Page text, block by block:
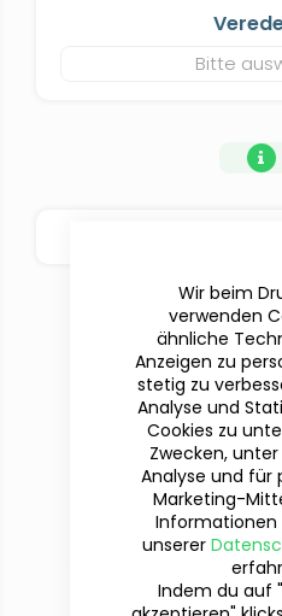
Bitte
Du hast
Wir sind
Wir beim
verwenden
ähnliche
Anzeigen zu
stetig zu
Analyse und
Cookies zu
Zwecken,
Analyse und für
Marketing-
Informationen
unserer
Indem du auf